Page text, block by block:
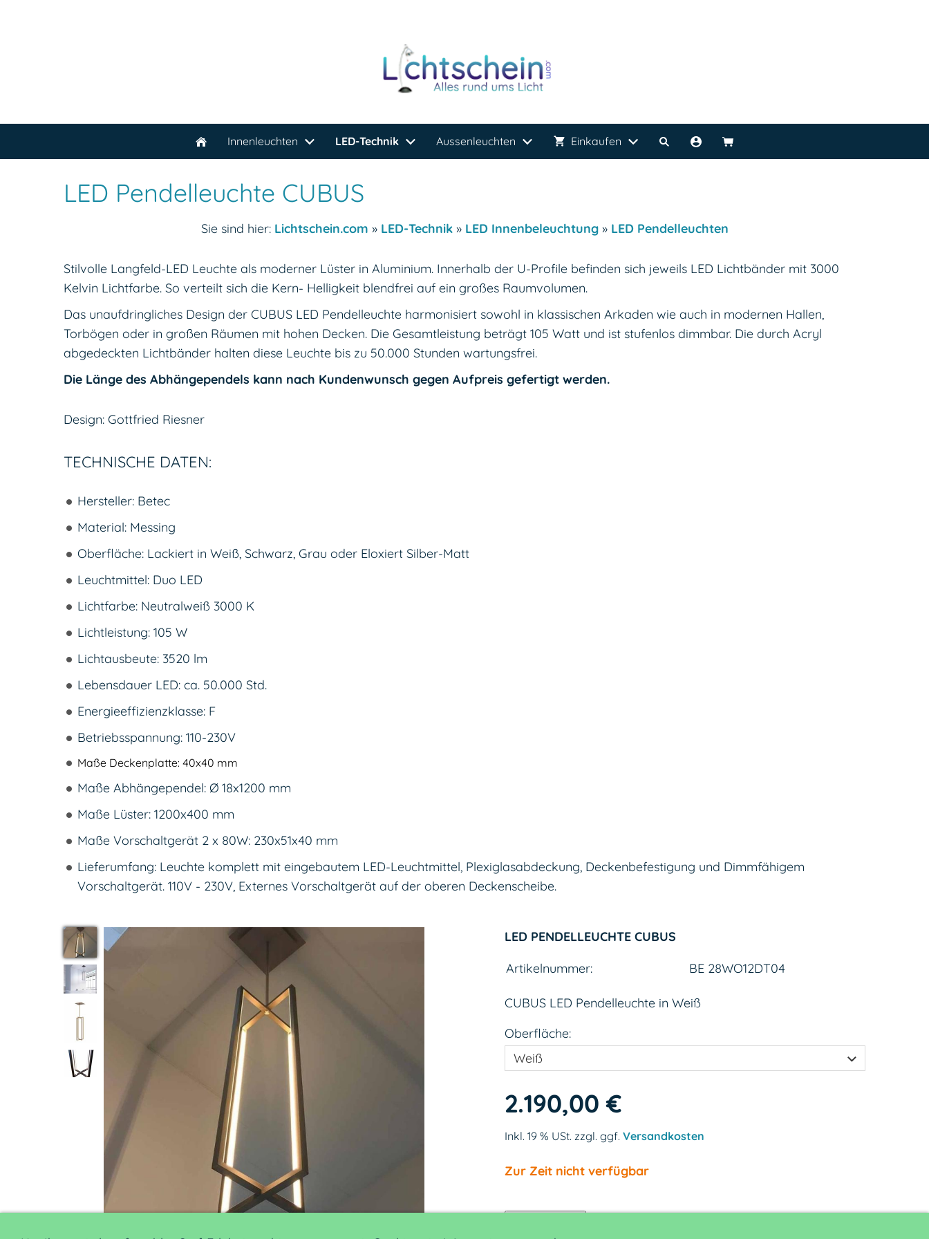
Innenleuchten LED-Technik Aussenleuchten Einkaufen
LED Pendelleuchte CUBUS
Sie sind hier: Lichtschein.com » LED-Technik» LED Innenbeleuchtung» LED Pendelleuchten
Stilvolle Langfeld-LED Leuchte als moderner Lüster in Aluminium. Innerhalb der U-Profile befinden sich jeweils LED Lichtbänder mit 3000
Kelvin Lichtfarbe. So verteilt sich die Kern- Helligkeit blendfrei auf ein großes Raumvolumen.
Das unaufdringliches Design der CUBUS LED Pendelleuchte harmonisiert sowohl in klassischen Arkaden wie auch in modernen Hallen,
Torbögen oder in großen Räumen mit hohen Decken. Die Gesamtleistung beträgt 105 Watt und ist stufenlos dimmbar. Die durch Acryl
abgedeckten Lichtbänder halten diese Leuchte bis zu 50.000 Stunden wartungsfrei.
Die Länge des Abhängependels kann nach Kundenwunsch gegen Aufpreis gefertigt werden.
Design: Gottfried Riesner
TECHNISCHE DATEN:
Hersteller: Betec
Material: Messing
Oberfläche: Lackiert in Weiß, Schwarz, Grau oder Eloxiert Silber-Matt
Leuchtmittel: Duo LED
Lichtfarbe: Neutralweiß 3000 K
Lichtleistung: 105 W
Lichtausbeute: 3520 lm
Lebensdauer LED: ca. 50.000 Std.
Energieeffizienzklasse: F
Betriebsspannung: 110-230V
Maße Deckenplatte: 40x40 mm
Maße Abhängependel: Ø 18x1200 mm
Maße Lüster: 1200x400 mm
Maße Vorschaltgerät 2 x 80W: 230x51x40 mm
Lieferumfang: Leuchte komplett mit eingebautem LED-Leuchtmittel, Plexiglasabdeckung, Deckenbefestigung und Dimmfähigem
Vorschaltgerät. 110V - 230V, Externes Vorschaltgerät auf der oberen Deckenscheibe.
LED PENDELLEUCHTE CUBUS
Artikelnummer:
BE 28WO12DT04
CUBUS LED Pendelleuchte in Weiß
Oberfläche:
2.190,00 €
Inkl. 19 % USt. zzgl. ggf. Versandkosten
Zur Zeit nicht verfügbar